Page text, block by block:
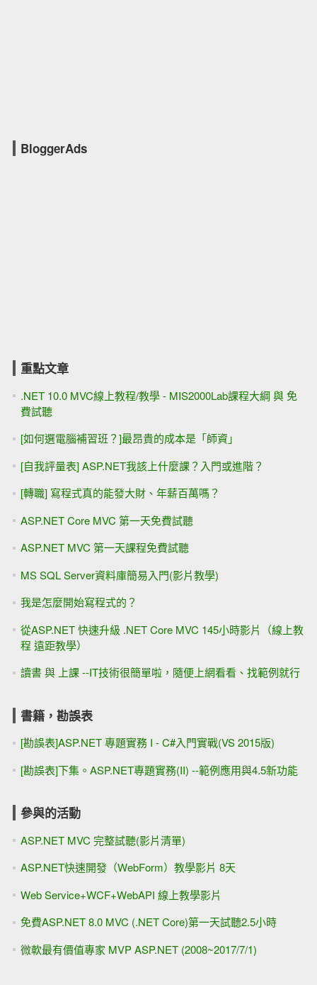
BloggerAds
重點文章
.NET 10.0 MVC線上教程/教學 - MIS2000Lab課程大綱 與 免
費試聽
[如何選電腦補習班？]最昂貴的成本是「師資」
[自我評量表] ASP.NET我該上什麼課？入門或進階？
[轉職] 寫程式真的能發大財、年薪百萬嗎？
ASP.NET Core MVC 第一天免費試聽
ASP.NET MVC 第一天課程免費試聽
MS SQL Server資料庫簡易入門(影片教學)
我是怎麼開始寫程式的？
從ASP.NET 快速升級 .NET Core MVC 145小時影片（線上教
程 遠距教學）
讀書 與 上課 --IT技術很簡單啦，隨便上網看看、找範例就行
書籍，勘誤表
[勘誤表]ASP.NET 專題實務 I - C#入門實戰(VS 2015版)
[勘誤表]下集。ASP.NET專題實務(II) --範例應用與4.5新功能
參與的活動
ASP.NET MVC 完整試聽(影片清單)
ASP.NET快速開發（WebForm）教學影片 8天
Web Service+WCF+WebAPI 線上教學影片
免費ASP.NET 8.0 MVC (.NET Core)第一天試聽2.5小時
微軟最有價值專家 MVP ASP.NET (2008~2017/7/1)